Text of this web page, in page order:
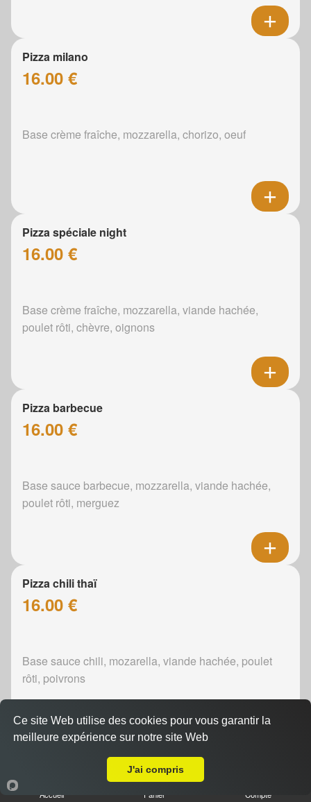
Pizza milano
16.00 €
Base crème fraîche, mozzarella, chorizo, oeuf
Pizza spéciale night
16.00 €
Base crème fraîche, mozzarella, viande hachée,
poulet rôti, chèvre, oignons
Pizza barbecue
16.00 €
Base sauce barbecue, mozzarella, viande hachée,
poulet rôti, merguez
Pizza chili thaï
16.00 €
Base sauce chili, mozarella, viande hachée, poulet
rôti, poivrons
Accueil Panier Compte
Ce site Web utilise des cookies pour vous garantir la
meilleure expérience sur notre site Web
J'ai compris